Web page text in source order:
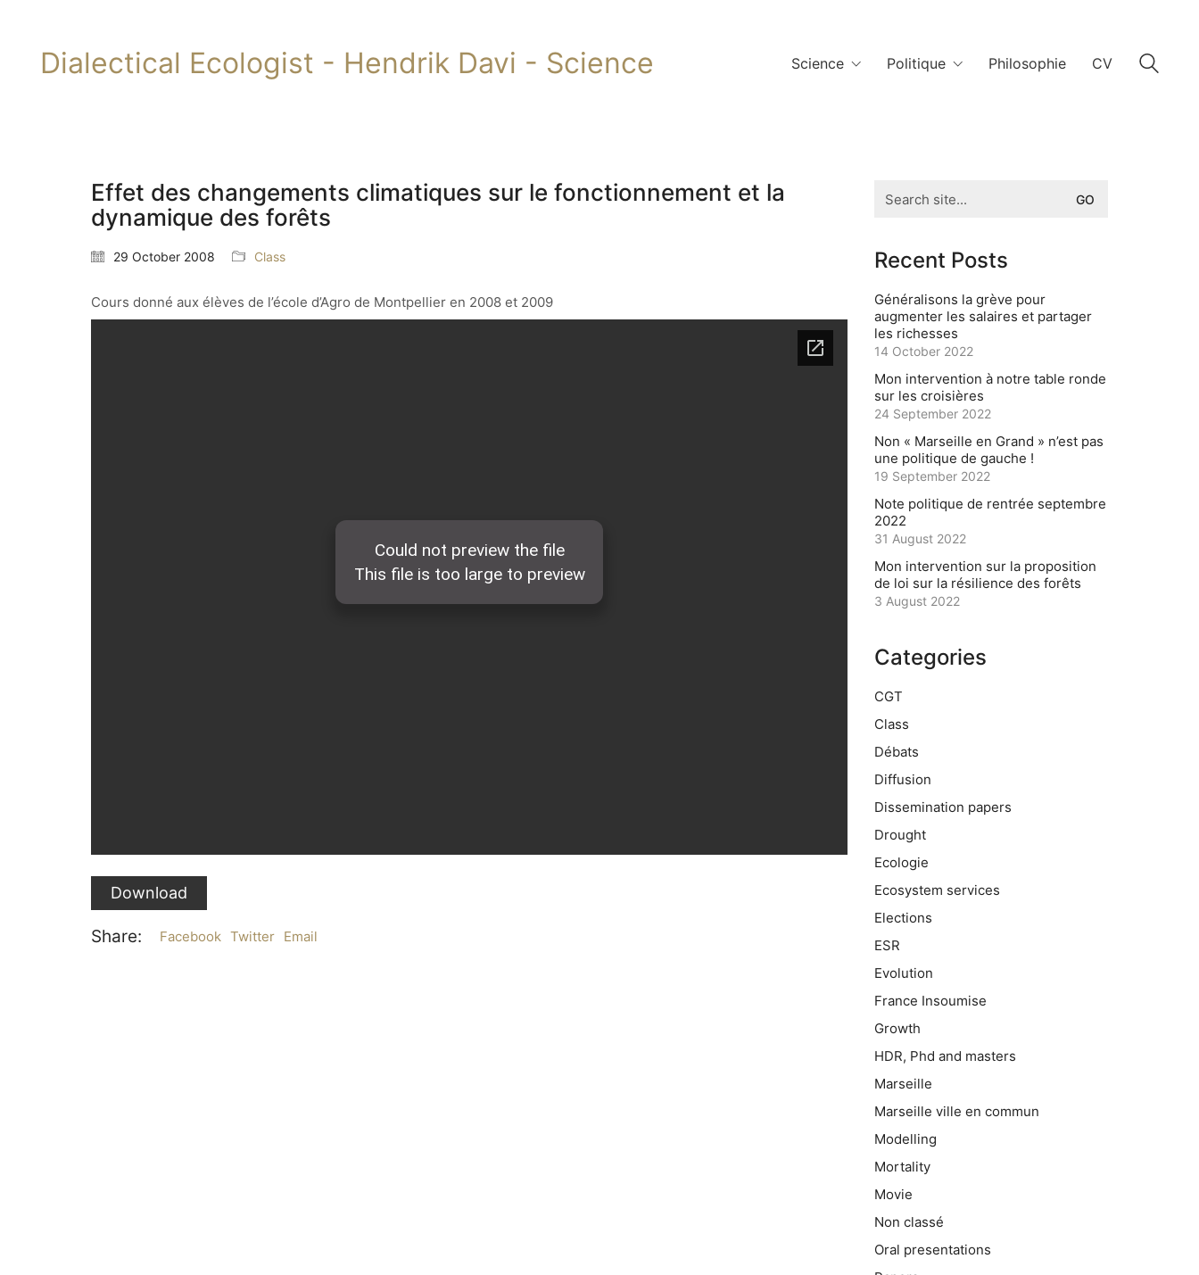
Dialectical Ecologist - Hendrik Davi - Science Science Politique Philosophie CV
Effet des changements climatiques sur le fonctionnement et la
dynamique des forêts
29 October 2008 Class
Cours donné aux élèves de l’école d’Agro de Montpellier en 2008 et 2009
Download
Share: Facebook Twitter Email
for:
Recent Posts
Généralisons la grève pour
augmenter les salaires et partager
les richesses
14 October 2022
Mon intervention à notre table ronde
sur les croisières
24 September 2022
Non « Marseille en Grand » n’est pas
une politique de gauche !
19 September 2022
Note politique de rentrée septembre
2022
31 August 2022
Mon intervention sur la proposition
de loi sur la résilience des forêts
3 August 2022
Categories
CGT
Class
Débats
Diffusion
Dissemination papers
Drought
Ecologie
Ecosystem services
Elections
ESR
Evolution
France Insoumise
Growth
HDR, Phd and masters
Marseille
Marseille ville en commun
Modelling
Mortality
Movie
Non classé
Oral presentations